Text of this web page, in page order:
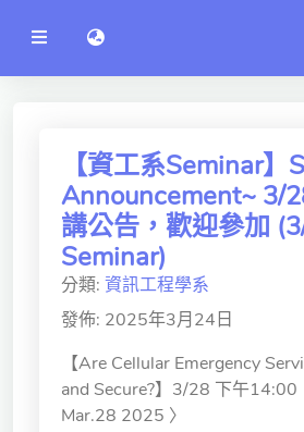
公
告
系
工程學院
資訊學院
管理學院
人文社社會學院
電機通訊學院
醫護學院
研究中心
語言切換 language switch
【資工系Seminar】
Announcement~ 3/
講公告，歡迎參加
Seminar)
分類: 資訊工程學系
發佈: 2025年3月24日
【Are Cellular Emergency
and Secure?】3/28 下午
Mar.28 2025 〉